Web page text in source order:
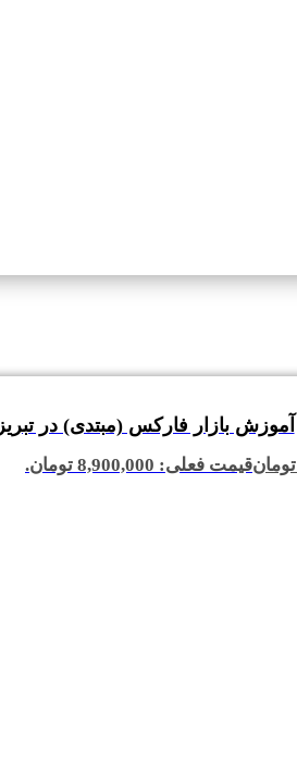
آموزش بازار فارکس (مبتدی) در تبریز
تومانقیمت فعلی: 8,900,000 تومان.